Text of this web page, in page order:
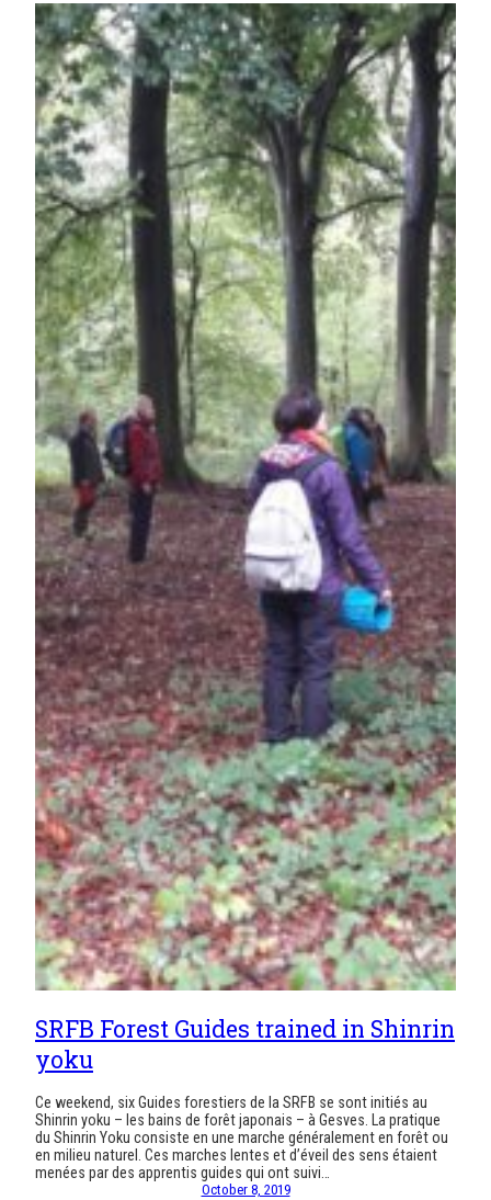
SRFB Forest Guides trained in Shinrin
yoku
Ce weekend, six Guides forestiers de la SRFB se sont initiés au
Shinrin yoku – les bains de forêt japonais – à Gesves. La pratique
du Shinrin Yoku consiste en une marche généralement en forêt ou
en milieu naturel. Ces marches lentes et d’éveil des sens étaient
menées par des apprentis guides qui ont suivi…
October 8, 2019